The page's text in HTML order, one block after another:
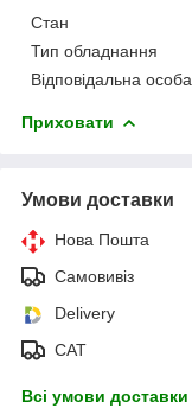
Стан
Тип обладнання
Відповідальна особа
Приховати
Умови доставки
Нова Пошта
Самовивіз
Delivery
САТ
Всі умови доставки